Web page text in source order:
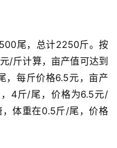
尾，总计2250斤。按
/斤计算，亩产值可达到
，每斤价格6.5元，亩产
4斤/尾，价格为6.5元/
体重在0.5斤/尾，价格